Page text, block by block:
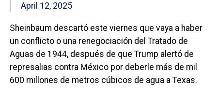
April 12, 2025
Sheinbaum descartó este viernes que vaya a haber
un conflicto o una renegociación del Tratado de
Aguas de 1944, después de que Trump alertó de
represalias contra México por deberle más de mil
600 millones de metros cúbicos de agua a Texas.